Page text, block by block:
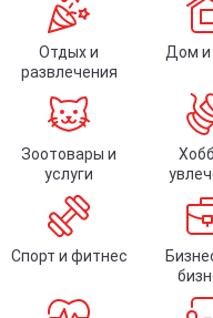
Отдых и
развлечения
Дом и
Зоотовары и
услуги
Спорт и фитнес